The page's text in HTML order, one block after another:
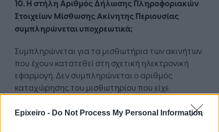
Epixeiro - Do Not Process My Personal Information
10. Η στήλη Αριθμός Δήλωσης Πληροφοριακών
Στοιχείων Μίσθωσης Ακίνητης Περιουσίας
συμπληρώνεται υποχρεωτικά;
Συμπληρώνεται για τα μισθωτήρια των ακινήτων
που έχουν κατατεθεί στη σχετική ηλεκτρονική
εφαρμογή. Δεν συμπληρώνεται ο αριθμός
καταχώρησης του μισθωτηρίου που είχε